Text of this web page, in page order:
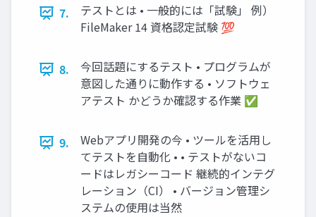
7.
テストとは • 一般的には「試験」 例）
FileMaker 14 資格認定試験 💯
8.
今回話題にするテスト • プログラムが
意図した通りに動作する • ソフトウェ
アテスト かどうか確認する作業 ✅
9.
Webアプリ開発の今 • ツールを活用し
てテストを自動化 • • テストがないコ
ードはレガシーコード 継続的インテグ
レーション（CI） • バージョン管理シ
ステムの使用は当然